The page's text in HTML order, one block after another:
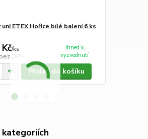
uni ETEX Hořice bílé balení 6 ks
/ks
bez DPH
Ihned k
vyzvednutí
Přidat do košíku
kategoriích